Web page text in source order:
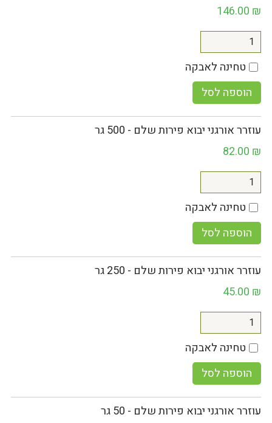
146.00 ₪
טחינה לאבקה
הוספה לסל
עוזרר אורגני יבוא פירות שלם - 500 גר
82.00 ₪
טחינה לאבקה
הוספה לסל
עוזרר אורגני יבוא פירות שלם - 250 גר
45.00 ₪
טחינה לאבקה
הוספה לסל
עוזרר אורגני יבוא פירות שלם - 50 גר